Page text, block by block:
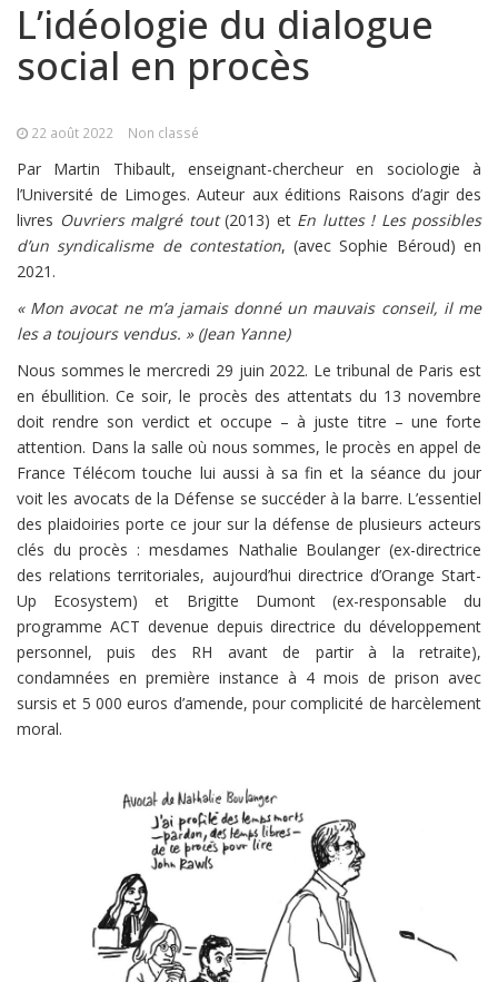
L’idéologie du dialogue
social en procès
22 août 2022 Non classé
Par Martin Thibault, enseignant-chercheur en sociologie à
l’Université de Limoges. Auteur aux éditions Raisons d’agir des
livres Ouvriers malgré tout(2013) et En luttes ! Les possibles
d’un syndicalisme de contestation, (avec Sophie Béroud) en
2021.
« Mon avocat ne m’a jamais donné un mauvais conseil, il me
les a toujours vendus. » (Jean Yanne)
Nous sommes le mercredi 29 juin 2022. Le tribunal de Paris est
en ébullition. Ce soir, le procès des attentats du 13 novembre
doit rendre son verdict et occupe – à juste titre – une forte
attention. Dans la salle où nous sommes, le procès en appel de
France Télécom touche lui aussi à sa fin et la séance du jour
voit les avocats de la Défense se succéder à la barre. L’essentiel
des plaidoiries porte ce jour sur la défense de plusieurs acteurs
clés du procès : mesdames Nathalie Boulanger (ex-directrice
des relations territoriales, aujourd’hui directrice d’Orange Start-
Up Ecosystem) et Brigitte Dumont (ex-responsable du
programme ACT devenue depuis directrice du développement
personnel, puis des RH avant de partir à la retraite),
condamnées en première instance à 4 mois de prison avec
sursis et 5 000 euros d’amende, pour complicité de harcèlement
moral.